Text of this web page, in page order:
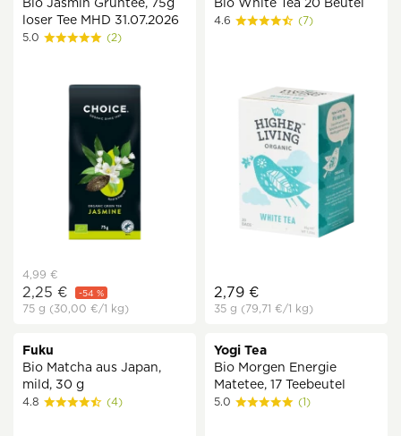
loser Tee MHD 31.07.2026
5.0 (2)
4,99 €
2,25 € -54 %
75 g (30,00 €/1 kg)
4.6 (7)
2,79 €
35 g (79,71 €/1 kg)
Fuku
Bio Matcha aus Japan,
mild, 30 g
4.8 (4)
Yogi Tea
Bio Morgen Energie
Matetee, 17 Teebeutel
5.0 (1)